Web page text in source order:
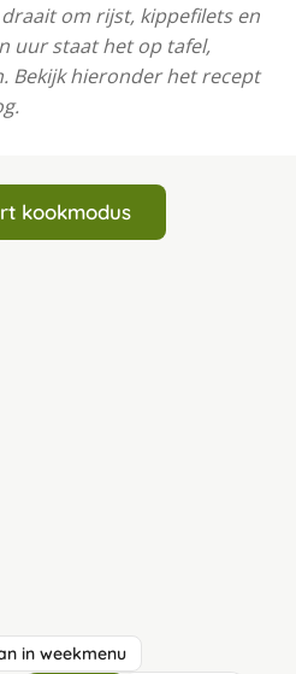
om rijst, kippefilets en
uur staat het op tafel,
Bekijk hieronder het recept
kookmodus
in weekmenu